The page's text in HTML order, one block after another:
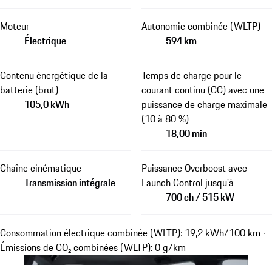
Moteur
Électrique
Autonomie combinée (WLTP)
594 km
Contenu énergétique de la
batterie (brut)
105,0 kWh
Temps de charge pour le
courant continu (CC) avec une
puissance de charge maximale
(10 à 80 %)
18,00 min
Chaîne cinématique
Transmission intégrale
Puissance Overboost avec
Launch Control jusqu'à
700 ch / 515 kW
Consommation électrique combinée (WLTP): 19,2 kWh/100 km ·
Émissions de CO₂ combinées (WLTP): 0 g/km